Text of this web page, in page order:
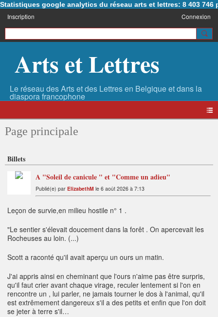
Statistiques google analytics du réseau arts et lettres: 8 403 746
Inscription Connexion
Arts et Lettres
Page principale
Billets
A "Soleil de canicule " et "Comme un adieu"
Publié(e) par ElizabethM le 6 août 2026 à 7:13
Leçon de survie,en milieu hostile n° 1 .
"Le sentier s'élevait doucement dans la forêt . On apercevait les
Rocheuses au loin. (...)
Scott a raconté qu'il avait aperçu un ours un matin.
J'ai appris ainsi en cheminant que l'ours n'aime pas être surpris,
qu'il faut crier avant chaque virage, reculer lentement si l'on en
rencontre un , lui parler, ne jamais tourner le dos à l'animal, qu'il
est extrêmement dangereux s'il a des petits et enfin que l'on doit
se jeter à terre s'il…